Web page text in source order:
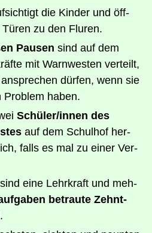
die Kin­der und öff­
zu den Fluren.
Pau­sen sind auf dem
mit Warn­wes­ten ver­teilt,
dür­fen, wenn sie
Pro­blem haben.
Schüler/​innen des
auf dem Schul­hof her­
falls es mal zu einer Ver­
sind eine Lehr­kraft und meh­
betrau­te Zehnt­